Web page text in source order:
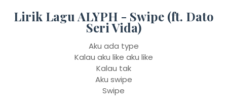
Lirik Lagu ALYPH - Swipe (ft. Dato
Seri Vida)
Aku ada type
Kalau aku like aku like
Kalau tak
Aku swipe
Swipe